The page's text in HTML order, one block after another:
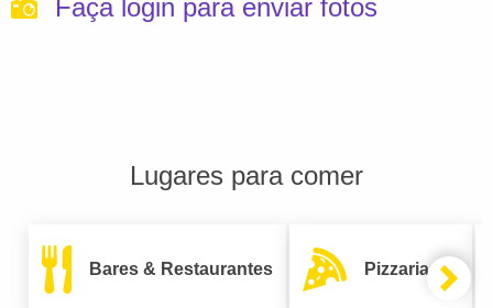
Faça login para enviar fotos
Lugares para comer
Bares & Restaurantes Pizzarias